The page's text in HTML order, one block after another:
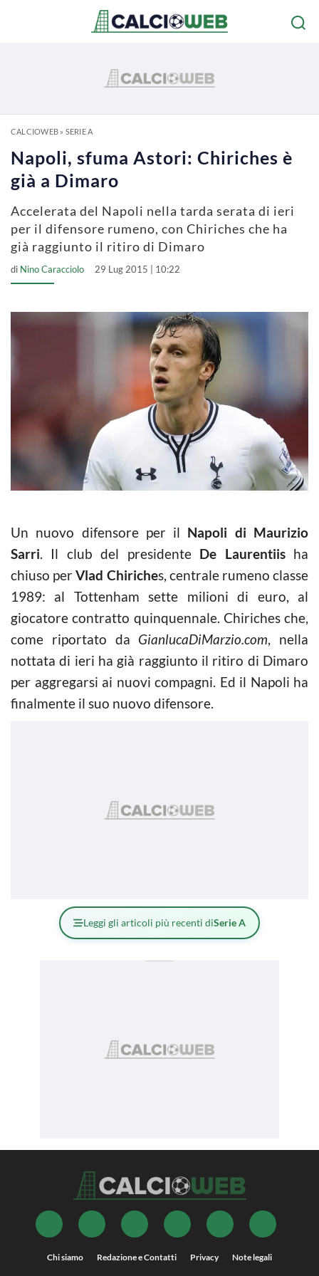
CALCIOWEB» SERIE A
Napoli, sfuma Astori: Chiriches è
già a Dimaro
Accelerata del Napoli nella tarda serata di ieri
per il difensore rumeno, con Chiriches che ha
già raggiunto il ritiro di Dimaro
di Nino Caracciolo 29 Lug 2015 | 10:22
Un nuovo difensore per il Napoli di Maurizio
Sarri. Il club del presidente De Laurentiisha
chiuso perVlad Chiriches, centrale rumeno classe
1989: al Tottenham sette milioni di euro, al
giocatore contratto quinquennale. Chiriches che,
come riportato da GianlucaDiMarzio.com, nella
nottata di ieri ha già raggiunto il ritiro di Dimaro
per aggregarsi ai nuovi compagni. Ed il Napoli ha
finalmente il suo nuovo difensore.
Leggi gli articoli più recenti diSerie A
Chi siamo Redazione e Contatti Privacy Note legali